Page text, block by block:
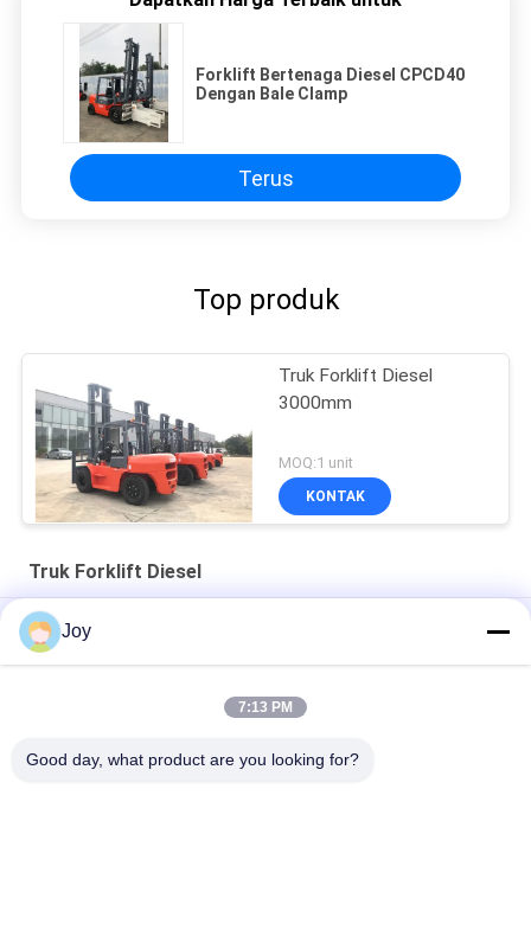
Forklift Bertenaga Diesel CPCD40
Dengan Bale Clamp
Terus
Top produk
Truk Forklift Diesel
3000mm
MOQ:1 unit
KONTAK
Truk Forklift Diesel
7000kgs Diesel Dioperasikan Forklift Kekuatan Kuat 7 Ton
Forklift
Joy
7:13 PM
Good day, what product are you looking for?